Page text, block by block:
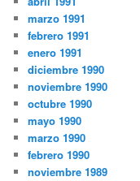
marzo 1991
febrero 1991
enero 1991
diciembre 1990
noviembre 1990
octubre 1990
mayo 1990
marzo 1990
febrero 1990
noviembre 1989